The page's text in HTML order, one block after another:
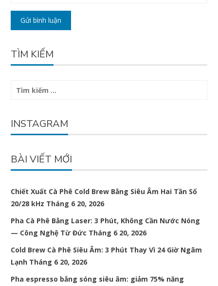
TÌM KIẾM
Tìm
INSTAGRAM
BÀI VIẾT MỚI
Chiết Xuất Cà Phê Cold Brew Bằng Siêu Âm Hai Tần Số
20/28 kHz Tháng 6 20, 2026
Pha Cà Phê Bằng Laser: 3 Phút, Không Cần Nước Nóng
— Công Nghệ Từ Đức Tháng 6 20, 2026
Cold Brew Cà Phê Siêu Âm: 3 Phút Thay Vì 24 Giờ Ngâm
Lạnh Tháng 6 20, 2026
Pha espresso bằng sóng siêu âm: giảm 75% năng